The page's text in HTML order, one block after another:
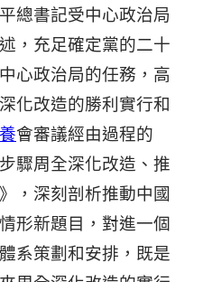
總書記受中心政治局
，充足確定黨的二十
中心政治局的任務，高
化改造的勝利實行和
會審議經由過程的
驟周全深化改造、推
，深刻剖析推動中國
形新題目，對進一個
系策劃和安排，既是